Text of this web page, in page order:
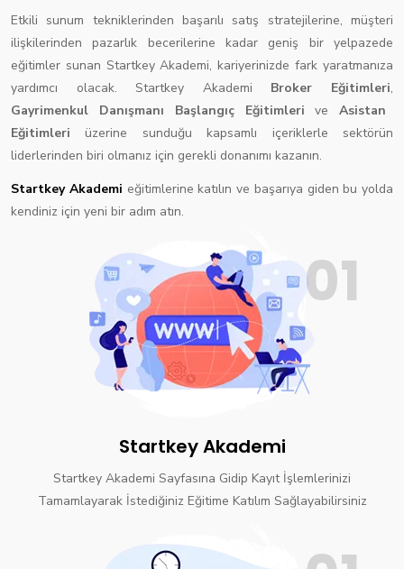
Etkili sunum tekniklerinden başarılı satış stratejilerine, müşteri
ilişkilerinden pazarlık becerilerine kadar geniş bir yelpazede
eğitimler sunan Startkey Akademi, kariyerinizde fark yaratmanıza
yardımcı olacak. Startkey Akademi Broker Eğitimleri,
Gayrimenkul Danışmanı Başlangıç Eğitimleri veAsistan
Eğitimleri üzerine sunduğu kapsamlı içeriklerle sektörün
liderlerinden biri olmanız için gerekli donanımı kazanın.
Startkey Akademi eğitimlerine katılın ve başarıya giden bu yolda
kendiniz için yeni bir adım atın.
01
Startkey Akademi
Startkey Akademi Sayfasına Gidip Kayıt İşlemlerinizi
Tamamlayarak İstediğiniz Eğitime Katılım Sağlayabilirsiniz